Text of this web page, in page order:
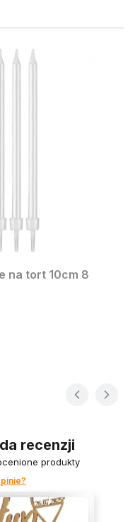
na tort 10cm 8
recenzji
produkty